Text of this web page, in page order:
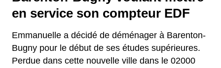
en service son compteur EDF
Emmanuelle a décidé de déménager à Barenton-
Bugny pour le début de ses études supérieures.
Perdue dans cette nouvelle ville dans le 02000